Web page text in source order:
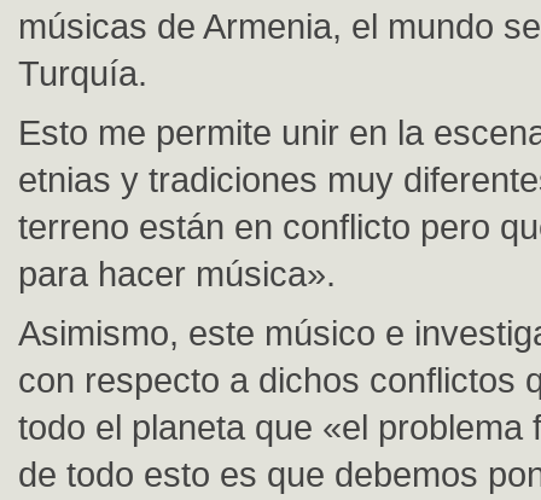
músicas de Armenia, el mundo
Turquía.
Esto me permite unir en la
etnias y tradiciones muy
terreno están en conflicto pero
para hacer música».
Asimismo, este músico e
con respecto a dichos conflictos
todo el planeta que «el problema
de todo esto es que debemos